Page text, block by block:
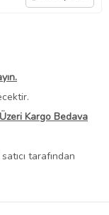
Kargo Bedava
tarafından